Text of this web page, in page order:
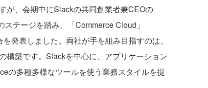
が、会期中にSlackの共同創業者兼CEOの
テージを踏み、「Commerce Cloud」
発表しました。両社が手を組み目指すのは、
構築です。Slackを中心に、アプリケーション
の多種多様なツールを使う業務スタイルを提